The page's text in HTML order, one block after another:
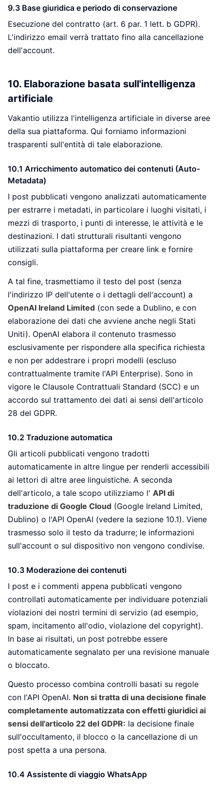
9.3 Base giuridica e periodo di conservazione
Esecuzione del contratto (art. 6 par. 1 lett. b GDPR).
L'indirizzo email verrà trattato fino alla cancellazione
dell'account.
10. Elaborazione basata sull'intelligenza
artificiale
Vakantio utilizza l'intelligenza artificiale in diverse aree
della sua piattaforma. Qui forniamo informazioni
trasparenti sull'entità di tale elaborazione.
10.1 Arricchimento automatico dei contenuti (Auto-
Metadata)
I post pubblicati vengono analizzati automaticamente
per estrarre i metadati, in particolare i luoghi visitati, i
mezzi di trasporto, i punti di interesse, le attività e le
destinazioni. I dati strutturali risultanti vengono
utilizzati sulla piattaforma per creare link e fornire
consigli.
A tal fine, trasmettiamo il testo del post (senza
l'indirizzo IP dell'utente o i dettagli dell'account) a
OpenAI Ireland Limited (con sede a Dublino, e con
elaborazione dei dati che avviene anche negli Stati
Uniti). OpenAI elabora il contenuto trasmesso
esclusivamente per rispondere alla specifica richiesta
e non per addestrare i propri modelli (escluso
contrattualmente tramite l'API Enterprise). Sono in
vigore le Clausole Contrattuali Standard (SCC) e un
accordo sul trattamento dei dati ai sensi dell'articolo
28 del GDPR.
10.2 Traduzione automatica
Gli articoli pubblicati vengono tradotti
automaticamente in altre lingue per renderli accessibili
ai lettori di altre aree linguistiche. A seconda
dell'articolo, a tale scopo utilizziamo l' API di
traduzione di Google Cloud (Google Ireland Limited,
Dublino) o l'API OpenAI (vedere la sezione 10.1). Viene
trasmesso solo il testo da tradurre; le informazioni
sull'account o sul dispositivo non vengono condivise.
10.3 Moderazione dei contenuti
I post e i commenti appena pubblicati vengono
controllati automaticamente per individuare potenziali
violazioni dei nostri termini di servizio (ad esempio,
spam, incitamento all'odio, violazione del copyright).
In base ai risultati, un post potrebbe essere
automaticamente segnalato per una revisione manuale
o bloccato.
Questo processo combina controlli basati su regole
con l'API OpenAI. Non si tratta di una decisione finale
completamente automatizzata con effetti giuridici ai
sensi dell'articolo 22 del GDPR: la decisione finale
sull'occultamento, il blocco o la cancellazione di un
post spetta a una persona.
10.4 Assistente di viaggio WhatsApp